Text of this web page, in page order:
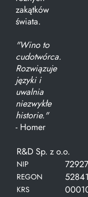
zakątków
świata.
"Wino to
cudotwórca.
Rozwiązuje
języki i
uwalnia
niezwykłe
historie."
- Homer
R&D Sp. z o.o.
NIP
REGON
KRS